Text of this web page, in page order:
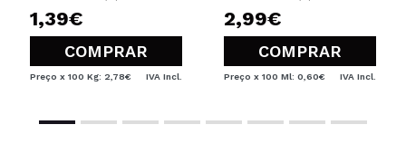
1,39€
COMPRAR
Preço x 100 Kg: 2,78€ IVA Incl.
2,99€
COMPRAR
Preço x 100 Ml: 0,60€ IVA Incl.